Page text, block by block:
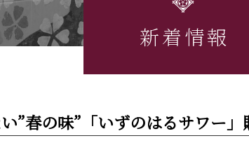
新着情報
”春の味”「いずのはるサワー